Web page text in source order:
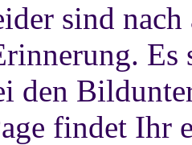
sind
Es
den
findet Ihr